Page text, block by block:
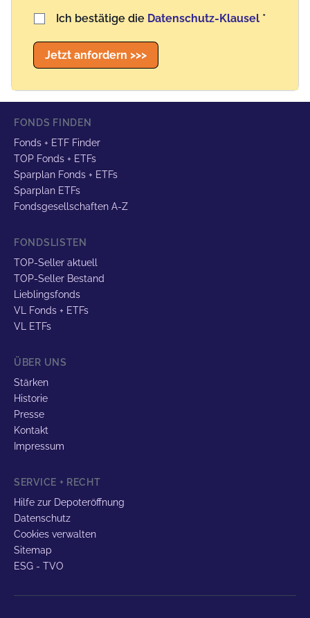
Benutzername
Ich bestätige die Datenschutz-Klausel *
Jetzt anfordern >>>
FONDS FINDEN
Fonds + ETF Finder
TOP Fonds + ETFs
Sparplan Fonds + ETFs
Sparplan ETFs
Fondsgesellschaften A-Z
FONDSLISTEN
TOP-Seller aktuell
TOP-Seller Bestand
Lieblingsfonds
VL Fonds + ETFs
VL ETFs
ÜBER UNS
Stärken
Historie
Presse
Kontakt
Impressum
SERVICE + RECHT
Hilfe zur Depoteröffnung
Datenschutz
Cookies verwalten
Sitemap
ESG - TVO